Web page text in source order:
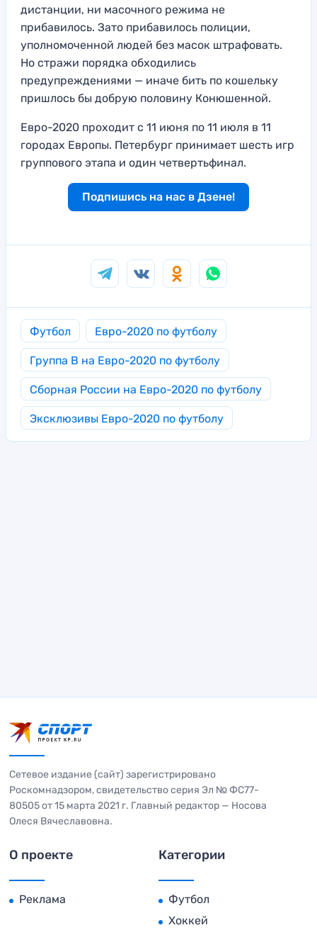
дистанции, ни масочного режима не
прибавилось. Зато прибавилось полиции,
уполномоченной людей без масок штрафовать.
Но стражи порядка обходились
предупреждениями — иначе бить по кошельку
пришлось бы добрую половину Конюшенной.
Евро-2020 проходит с 11 июня по 11 июля в 11
городах Европы. Петербург принимает шесть игр
группового этапа и один четвертьфинал.
Подпишись на нас в Дзене!
Футбол Евро-2020 по футболу
Группа B на Евро-2020 по футболу
Сборная России на Евро-2020 по футболу
Эксклюзивы Евро-2020 по футболу
Сетевое издание (сайт) зарегистрировано
Роскомнадзором, свидетельство серия Эл № ФС77-
80505 от 15 марта 2021 г. Главный редактор — Носова
Олеся Вячеславовна.
О проекте
Реклама
Категории
Футбол
Хоккей